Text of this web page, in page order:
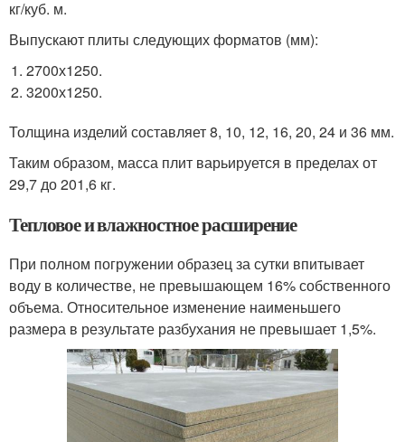
кг/куб. м.
Выпускают плиты следующих форматов (мм):
2700х1250.
3200х1250.
Толщина изделий составляет 8, 10, 12, 16, 20, 24 и 36 мм.
Таким образом, масса плит варьируется в пределах от
29,7 до 201,6 кг.
Тепловое и влажностное расширение
При полном погружении образец за сутки впитывает
воду в количестве, не превышающем 16% собственного
объема. Относительное изменение наименьшего
размера в результате разбухания не превышает 1,5%.